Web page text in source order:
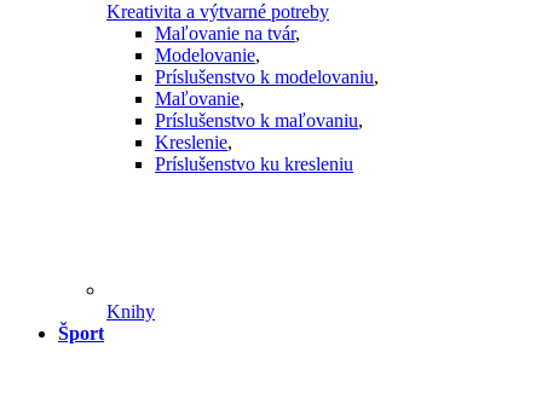
Kreativita a výtvarné potreby
Maľovanie na tvár,
Modelovanie,
Príslušenstvo k modelovaniu,
Maľovanie,
Príslušenstvo k maľovaniu,
Kreslenie,
Príslušenstvo ku kresleniu
Knihy
Šport